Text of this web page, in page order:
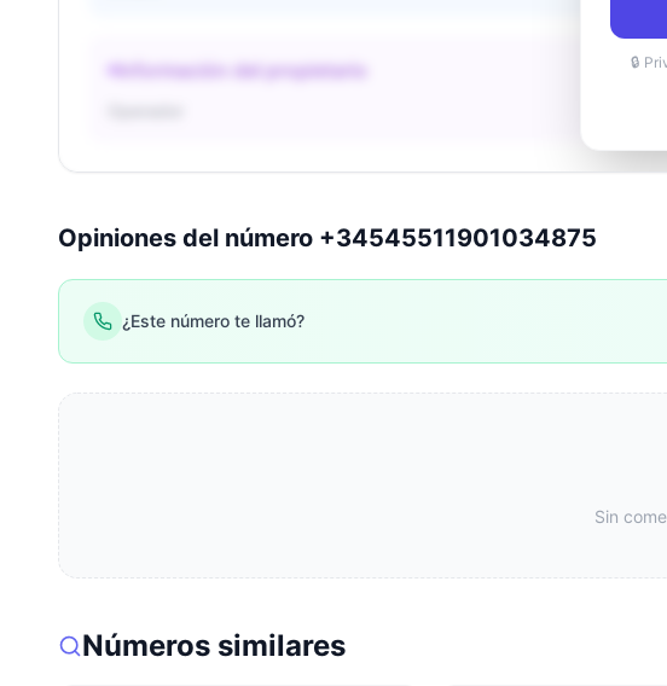
Información del propietario
🔒
Opiniones del número +34545511901034875
¿Este número te llamó?
Sin
Números similares